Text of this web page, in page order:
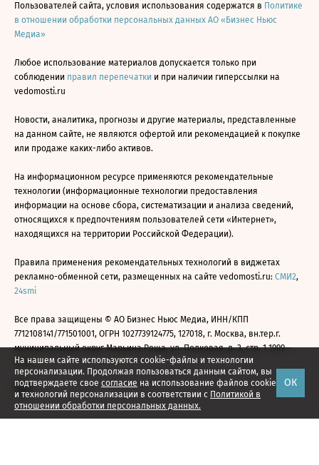
На нашем сайте используются cookie-файлы и технологии
персонализации. Продолжая пользоваться данным сайтом, вы
подтверждаете свое согласие на использование файлов cookie
и технологий персонализации в соответствии с Политикой в
отношении обработки персональных данных.
ОК
Пользователей сайта, условия использования содержатся в Политике
в отношении обработки персональных данных АО «Бизнес Ньюс
Медиа»
Любое использование материалов допускается только при
соблюдении правил перепечатки и при наличии гиперссылки на
vedomosti.ru
Новости, аналитика, прогнозы и другие материалы, представленные
на данном сайте, не являются офертой или рекомендацией к покупке
или продаже каких-либо активов.
На информационном ресурсе применяются рекомендательные
технологии (информационные технологии предоставления
информации на основе сбора, систематизации и анализа сведений,
относящихся к предпочтениям пользователей сети «Интернет»,
находящихся на территории Российской Федерации).
Правила применения рекомендательных технологий в виджетах
рекламно-обменной сети, размещенных на сайте vedomosti.ru: СМИ2,
24smi
Все права защищены © АО Бизнес Ньюс Медиа, ИНН/КПП
7712108141/771501001, ОГРН 1027739124775, 127018, г. Москва, вн.тер.г.
муниципальный округ Марьина Роща, ул. Полковая, д. 3, стр. 1 1999—
2026